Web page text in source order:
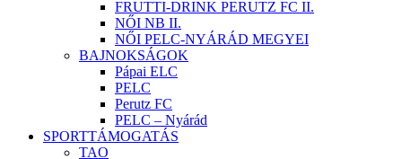
FRUTTI-DRINK PERUTZ FC II.
NŐI NB II.
NŐI PELC-NYÁRÁD MEGYEI
BAJNOKSÁGOK
Pápai ELC
PELC
Perutz FC
PELC – Nyárád
SPORTTÁMOGATÁS
TAO